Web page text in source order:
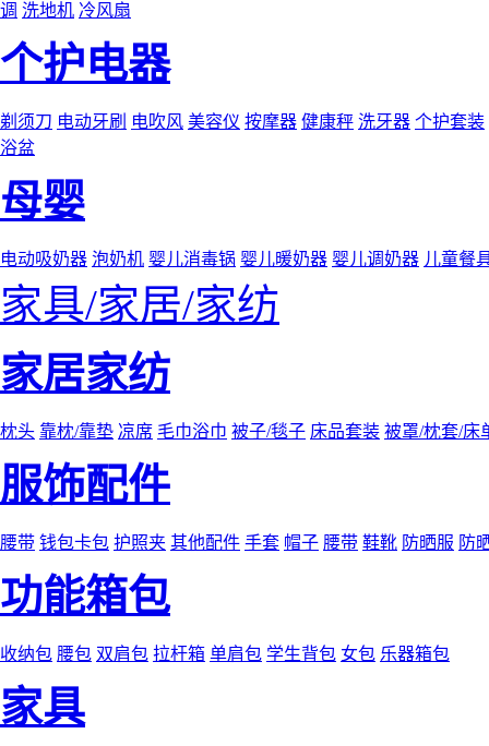
调 洗地机 冷风扇
个护电器
剃须刀 电动牙刷 电吹风 美容仪 按摩器 健康秤 洗牙器 个护套装
浴盆
母婴
电动吸奶器 泡奶机 婴儿消毒锅 婴儿暖奶器 婴儿调奶器 儿童餐
家具/家居/家纺
家居家纺
枕头 靠枕/靠垫 凉席 毛巾浴巾 被子/毯子 床品套装 被罩/枕套/床
服饰配件
腰带 钱包卡包 护照夹 其他配件 手套 帽子 腰带 鞋靴 防晒服 防
功能箱包
收纳包 腰包 双肩包 拉杆箱 单肩包 学生背包 女包 乐器箱包
家具